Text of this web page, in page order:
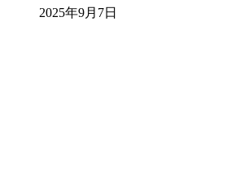
2025年9月7日